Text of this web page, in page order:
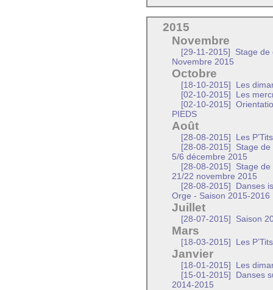
2015
Novembre
[29-11-2015]
Stage de
Novembre 2015
Octobre
[18-10-2015]
Les
[02-10-2015]
Les
[02-10-2015]
PIEDS
Août
[28-08-2015]
Les
[28-08-2015]
Stage
5/6 décembre 2015
[28-08-2015]
Stage
21/22 novembre 2015
[28-08-2015]
Danses
Orge - Saison 2015-2016
Juillet
[28-07-2015] Saison
Mars
[18-03-2015] Les
Janvier
[18-01-2015]
Les
[15-01-2015]
Danses
2014-2015